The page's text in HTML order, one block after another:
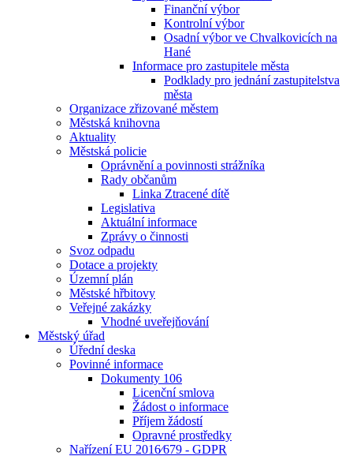
Finanční výbor
Kontrolní výbor
Osadní výbor ve Chvalkovicích na
Hané
Informace pro zastupitele města
Podklady pro jednání zastupitelstva
města
Organizace zřizované městem
Městská knihovna
Aktuality
Městská policie
Oprávnění a povinnosti strážníka
Rady občanům
Linka Ztracené dítě
Legislativa
Aktuální informace
Zprávy o činnosti
Svoz odpadu
Dotace a projekty
Územní plán
Městské hřbitovy
Veřejné zakázky
Vhodné uveřejňování
Městský úřad
Úřední deska
Povinné informace
Dokumenty 106
Licenční smlova
Žádost o informace
Příjem žádostí
Opravné prostředky
Nařízení EU 2016⁄679 - GDPR